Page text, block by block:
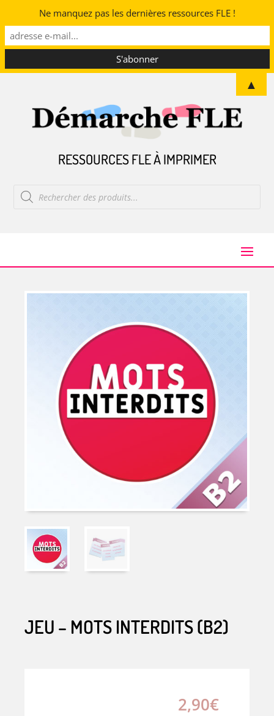
RESSOURCES FLE À IMPRIMER
Recherche
de
produits
JEU – MOTS INTERDITS (B2)
2,90€
Ne manquez pas les dernières ressources FLE !
▲